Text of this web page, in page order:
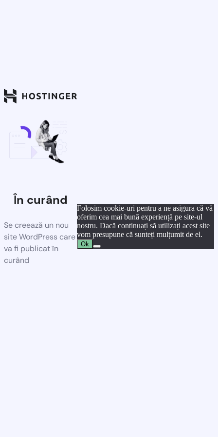
În curând
Se creează un nou
site WordPress care
va fi publicat în
curând
Folosim cookie-uri pentru a ne asigura că vă
oferim cea mai bună experiență pe site-ul
nostru. Dacă continuați să utilizați acest site
vom presupune că sunteți mulțumit de el.
Ok